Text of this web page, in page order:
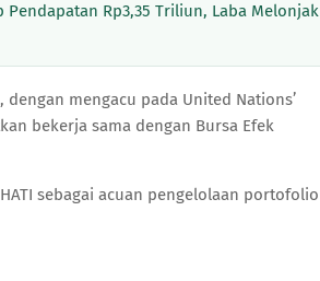
Pendapatan Rp3,35 Triliun, Laba Melonjak
dengan mengacu pada United Nations’
bekerja sama dengan Bursa Efek
sebagai acuan pengelolaan portofolio